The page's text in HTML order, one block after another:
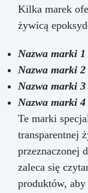
Kilka marek
żywicą
Nazwa marki 1
Nazwa marki 2
Nazwa marki 3
Nazwa marki 4
Te marki
transparentnej
przeznaczonej
zaleca się
produktów, aby